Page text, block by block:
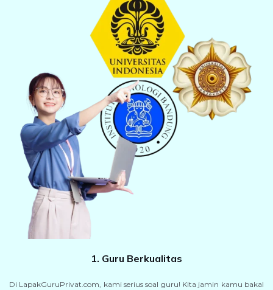
1. Guru Berkualitas
Di LapakGuruPrivat.com, kami serius soal guru! Kita jamin kamu bakal